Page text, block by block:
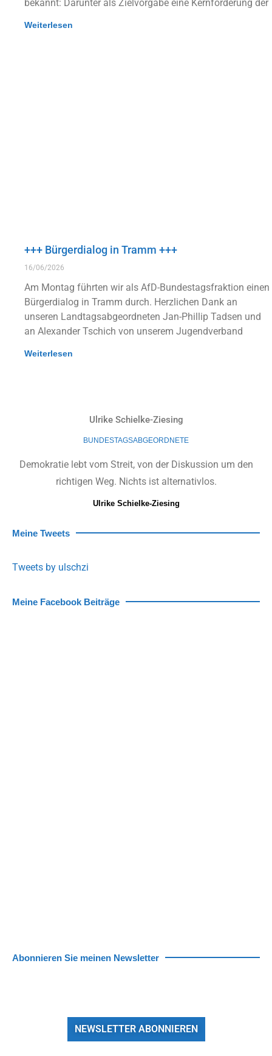
bekannt: Darunter als Zielvorgabe eine Kernforderung der
Weiterlesen
+++ Bürgerdialog in Tramm +++
16/06/2026
Am Montag führten wir als AfD-Bundestagsfraktion einen
Bürgerdialog in Tramm durch. Herzlichen Dank an
unseren Landtagsabgeordneten Jan-Phillip Tadsen und
an Alexander Tschich von unserem Jugendverband
Weiterlesen
Ulrike Schielke-Ziesing
BUNDESTAGSABGEORDNETE
Demokratie lebt vom Streit, von der Diskussion um den
richtigen Weg. Nichts ist alternativlos.
Ulrike Schielke-Ziesing
Meine Tweets
Tweets by ulschzi
Meine Facebook Beiträge
Abonnieren Sie meinen Newsletter
NEWSLETTER ABONNIEREN